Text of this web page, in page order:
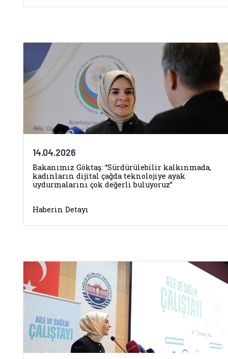
14.04.2026
Bakanımız Göktaş: “Sürdürülebilir kalkınmada,
kadınların dijital çağda teknolojiye ayak
uydurmalarını çok değerli buluyoruz”
Haberin Detayı